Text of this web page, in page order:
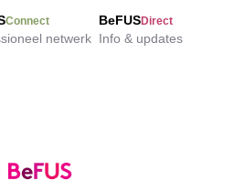
Connect
netwerk
BeFUSDirect
Info & updates